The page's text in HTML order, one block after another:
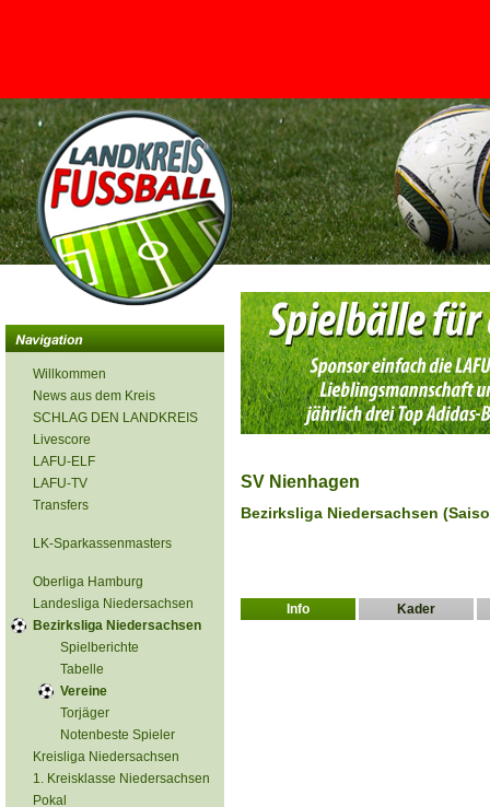
<
Willkommen
News aus dem Kreis
SCHLAG DEN LANDKREIS
Livescore
LAFU-ELF
LAFU-TV
Transfers
LK-Sparkassenmasters
Oberliga Hamburg
Landesliga Niedersachsen
Bezirksliga Niedersachsen
Spielberichte
Tabelle
Vereine
Torjäger
Notenbeste Spieler
Kreisliga Niedersachsen
1. Kreisklasse Niedersachsen
Pokal
SV Nienhagen
Bezirksliga Niedersachsen
Info Kader